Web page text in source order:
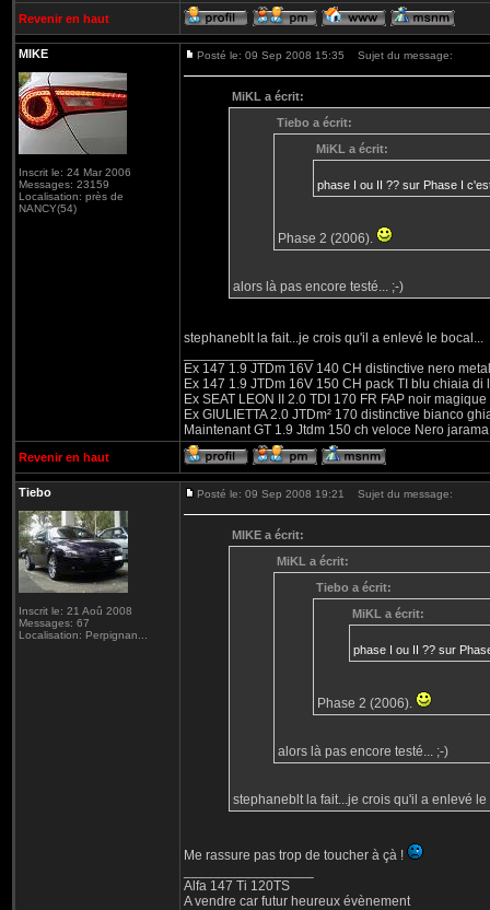
Revenir en haut
MIKE
Inscrit le: 24 Mar 2006
Messages: 23159
Localisation: près de
NANCY(54)
Posté le: 09 Sep 2008 15:35 Sujet du message:
MiKL a écrit:
Tiebo a écrit:
MiKL a écrit:
phase I ou II ?? sur Phase I
Phase 2 (2006).
alors là pas encore testé... ;-)
stephaneblt la fait...je crois qu'il a enlevé le bocal...
Ex 147 1.9 JTDm 16V 140 CH distinctive nero
Ex 147 1.9 JTDm 16V 150 CH pack TI blu chiaia di
Ex SEAT LEON II 2.0 TDI 170 FR FAP noir magique
Ex GIULIETTA 2.0 JTDm² 170 distinctive bianco
Maintenant GT 1.9 Jtdm 150 ch veloce Nero jarama
Revenir en haut
Tiebo
Inscrit le: 21 Aoû 2008
Messages: 67
Localisation: Perpignan...
Posté le: 09 Sep 2008 19:21 Sujet du message:
MIKE a écrit:
MiKL a écrit:
Tiebo a écrit:
MiKL a écrit:
phase I ou II ?? sur
Phase 2 (2006).
alors là pas encore testé... ;-)
stephaneblt la fait...je crois qu'il a enlevé le
Me rassure pas trop de toucher à çà !
Alfa 147 Ti 120TS
A vendre car futur heureux évènement